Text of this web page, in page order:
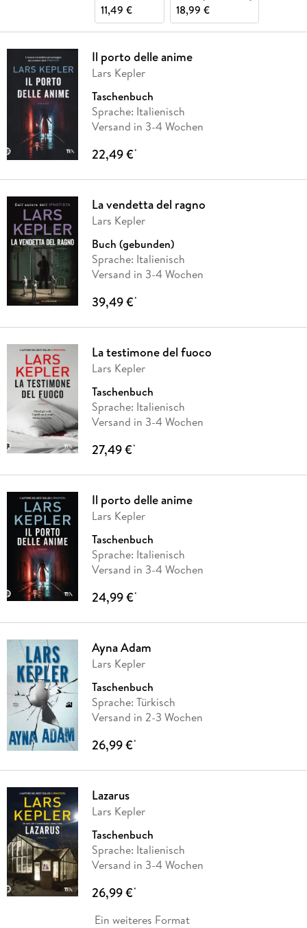
11,49 €
18,99 €
Il porto delle anime
Lars Kepler
Taschenbuch
Sprache: Italienisch
Versand in 3-4 Wochen
22,49 €*
La vendetta del ragno
Lars Kepler
Buch (gebunden)
Sprache: Italienisch
Versand in 3-4 Wochen
39,49 €*
La testimone del fuoco
Lars Kepler
Taschenbuch
Sprache: Italienisch
Versand in 3-4 Wochen
27,49 €*
Il porto delle anime
Lars Kepler
Taschenbuch
Sprache: Italienisch
Versand in 3-4 Wochen
24,99 €*
Ayna Adam
Lars Kepler
Taschenbuch
Sprache: Türkisch
Versand in 2-3 Wochen
26,99 €*
Lazarus
Lars Kepler
Taschenbuch
Sprache: Italienisch
Versand in 3-4 Wochen
26,99 €*
Ein weiteres Format